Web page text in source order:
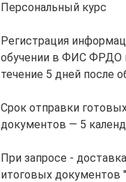
Персональный курс
Регистрация
обучении в ФИС ФРДО
течение 5 дней после
Срок отправки
документов — 5
При запросе - доставка
итоговых документов